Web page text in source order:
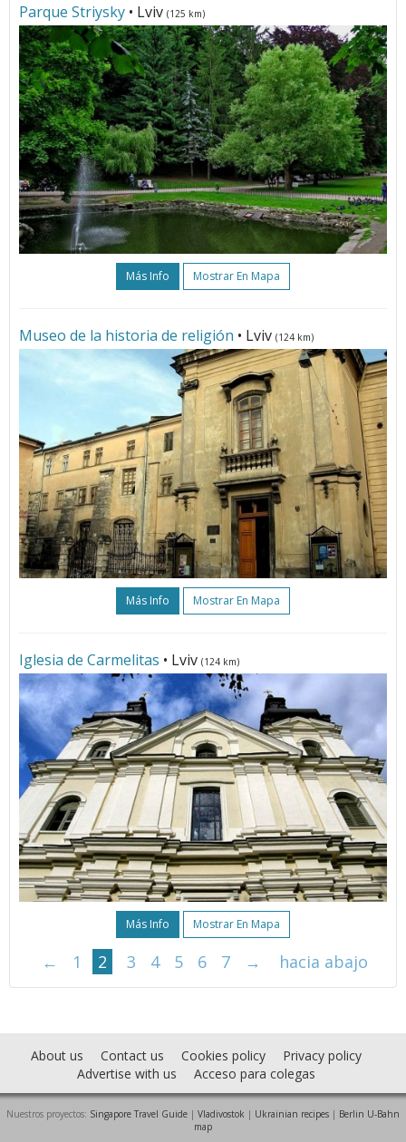
Parque Striysky • Lviv (125 km)
Más Info Mostrar En Mapa
Museo de la historia de religión • Lviv (124 km)
Más Info Mostrar En Mapa
Iglesia de Carmelitas • Lviv (124 km)
Más Info Mostrar En Mapa
← 1 2 3 4 5 6 7 → hacia abajo
About us Contact us Cookies policy
Privacy policy
Advertise with us
Acceso para colegas
Nuestros proyectos: Singapore Travel Guide | Vladivostok | Ukrainian recipes | Berlin U-Bahn
map